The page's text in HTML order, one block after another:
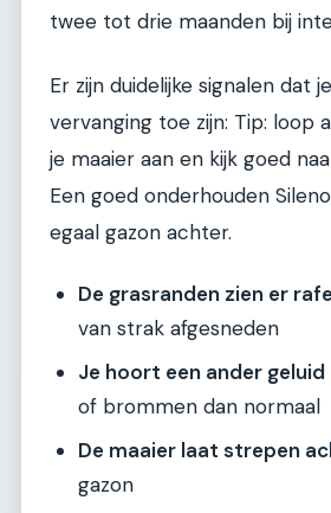
twee tot drie maanden bij
Er zijn duidelijke signalen dat
vervanging toe zijn: Tip: loop
je maaier aan en kijk goed
Een goed onderhouden
egaal gazon achter.
De grasranden zien er
van strak afgesneden
Je hoort een ander geluid
of brommen dan normaal
De maaier laat strepen
gazon